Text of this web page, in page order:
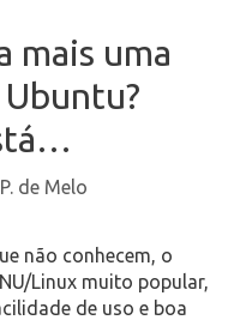
mais uma
de Melo
não conhecem, o
Linux muito popular,
de uso e boa